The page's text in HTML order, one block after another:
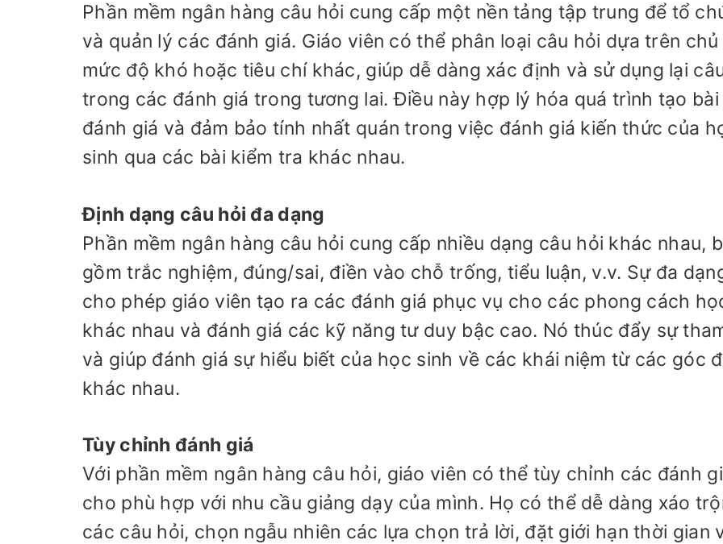
Phần mềm ngân hàng câu hỏi cung cấp một nền tảng tập trung để tổ
và quản lý các đánh giá. Giáo viên có thể phân loại câu hỏi dựa trên chủ
mức độ khó hoặc tiêu chí khác, giúp dễ dàng xác định và sử dụng lại
trong các đánh giá trong tương lai. Điều này hợp lý hóa quá trình tạo bài
đánh giá và đảm bảo tính nhất quán trong việc đánh giá kiến ​​thức của
sinh qua các bài kiểm tra khác nhau.
Định dạng câu hỏi đa dạng
Phần mềm ngân hàng câu hỏi cung cấp nhiều dạng câu hỏi khác nhau,
gồm trắc nghiệm, đúng/sai, điền vào chỗ trống, tiểu luận, v.v. Sự đa
cho phép giáo viên tạo ra các đánh giá phục vụ cho các phong cách
khác nhau và đánh giá các kỹ năng tư duy bậc cao. Nó thúc đẩy sự
và giúp đánh giá sự hiểu biết của học sinh về các khái niệm từ các góc
khác nhau.
Tùy chỉnh đánh giá
Với phần mềm ngân hàng câu hỏi, giáo viên có thể tùy chỉnh các đánh
cho phù hợp với nhu cầu giảng dạy của mình. Họ có thể dễ dàng xáo
các câu hỏi, chọn ngẫu nhiên các lựa chọn trả lời, đặt giới hạn thời gian